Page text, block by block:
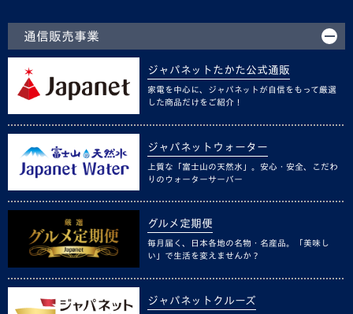
通信販売事業
ジャパネットたかた公式通販
家電を中心に、ジャパネットが自信をもって厳選
した商品だけをご紹介！
ジャパネットウォーター
上質な「富士山の天然水」。安心・安全、こだわ
りのウォーターサーバー
グルメ定期便
毎月届く、日本各地の名物・名産品。「美味し
い」で生活を変えませんか？
ジャパネットクルーズ